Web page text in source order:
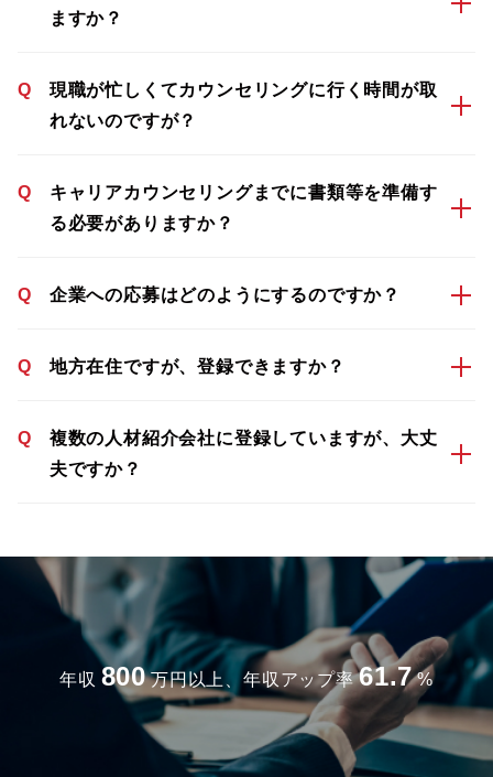
ますか？
Q
現職が忙しくてカウンセリングに行く時間が取
れないのですが？
Q
キャリアカウンセリングまでに書類等を準備す
る必要がありますか？
Q 企業への応募はどのようにするのですか？
Q 地方在住ですが、登録できますか？
Q
複数の人材紹介会社に登録していますが、大丈
夫ですか？
年収 800 万円以上、年収アップ率 61.7 %